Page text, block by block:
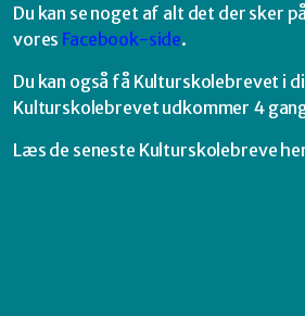
Du kan se noget af alt det der sker
vores Facebook-side.
Du kan også få Kulturskolebrevet i
Kulturskolebrevet udkommer 4
Læs de seneste Kulturskolebreve